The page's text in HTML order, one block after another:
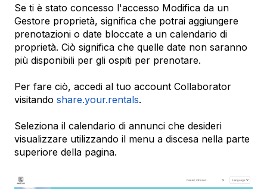
Se ti è stato concesso l'accesso Modifica da un
Gestore proprietà, significa che potrai aggiungere
prenotazioni o date bloccate a un calendario di
proprietà. Ciò significa che quelle date non saranno
più disponibili per gli ospiti per prenotare.
Per fare ciò, accedi al tuo account Collaborator
visitando share.your.rentals.
Seleziona il calendario di annunci che desideri
visualizzare utilizzando il menu a discesa nella parte
superiore della pagina.